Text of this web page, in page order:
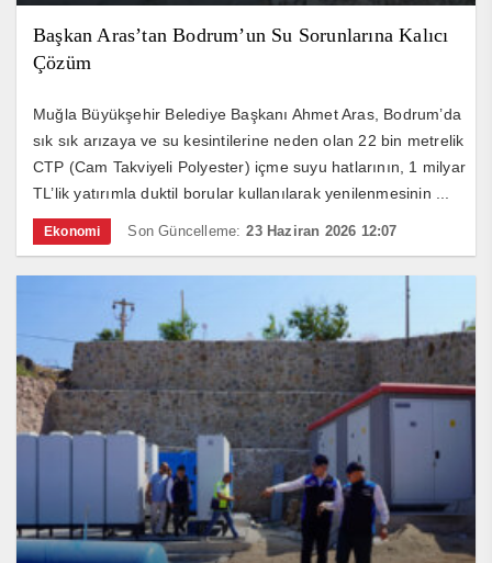
Başkan Aras’tan Bodrum’un Su Sorunlarına Kalıcı
Çözüm
Muğla Büyükşehir Belediye Başkanı Ahmet Aras, Bodrum’da
sık sık arızaya ve su kesintilerine neden olan 22 bin metrelik
CTP (Cam Takviyeli Polyester) içme suyu hatlarının, 1 milyar
TL’lik yatırımla duktil borular kullanılarak yenilenmesinin ...
Ekonomi Son Güncelleme: 23 Haziran 2026 12:07